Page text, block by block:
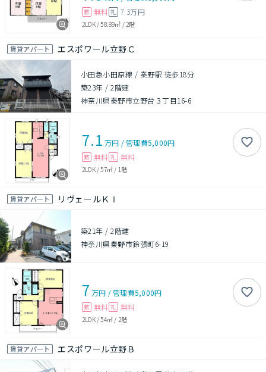
敷 無料 礼 7.3万円
2LDK/58.89㎡ /2階
賃貸アパート エスポワール立野Ｃ
小田急小田原線 / 秦野駅 徒歩18分
築23年 /2階建
神奈川県秦野市立野台３丁目16-6
7.1 万円 /管理費5,000円
敷 無料 礼 無料
2LDK/57㎡ / 1階
賃貸アパート リヴェールＫⅠ
築21年 /2階建
神奈川県秦野市鈴張町6-19
7 万円 /管理費5,000円
敷 無料 礼 無料
2LDK/54㎡ / 2階
賃貸アパート エスポワール立野Ｂ